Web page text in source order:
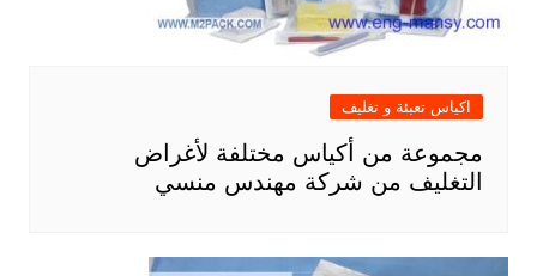
اكياس تعبئة و تغليف
مجموعة من أكياس مختلفة لأغراض
التغليف من شركة مهندس منسي